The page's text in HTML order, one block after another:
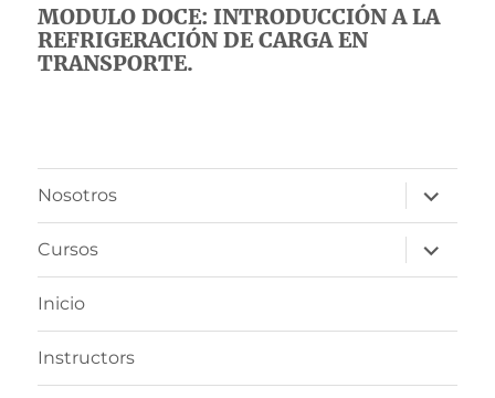
MODULO DOCE: INTRODUCCIÓN A LA
REFRIGERACIÓN DE CARGA EN
TRANSPORTE.
Nosotros
expande
el
menú
inferior
Cursos
expande
el
menú
Inicio
Instructors